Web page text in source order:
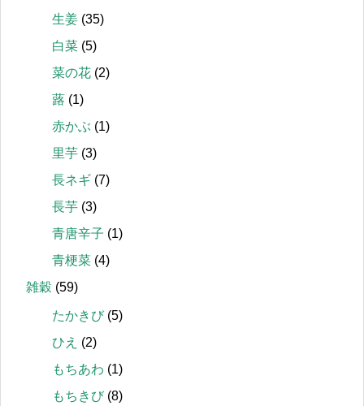
生姜 (35)
白菜 (5)
菜の花 (2)
蕗 (1)
赤かぶ (1)
里芋 (3)
長ネギ (7)
長芋 (3)
青唐辛子 (1)
青梗菜 (4)
雑穀 (59)
たかきび(5)
ひえ (2)
もちあわ (1)
もちきび(8)